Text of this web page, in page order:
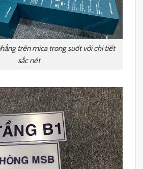
trên mica trong suốt với chi tiết
sắc nét